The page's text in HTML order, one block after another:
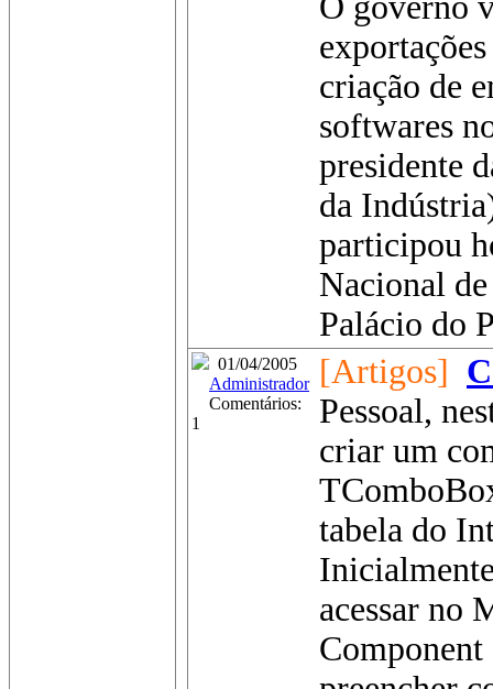
criação de
softwares
presidente
da
participou
Nacional
Palácio do
01/04/2005
Administrador
Comentários:
1
[Artigos]
Pessoal,
criar um
tabela do
acessar no